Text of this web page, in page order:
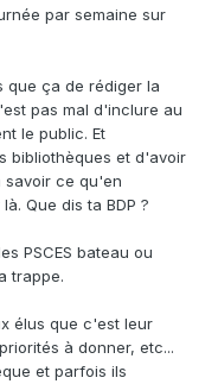
par semaine sur
que ça de rédiger la
pas mal d'inclure au
le public. Et
bibliothèques et d'avoir
savoir ce qu'en
Que dis ta BDP ?
PSCES bateau ou
trappe.
élus que c'est leur
à donner, etc...
et parfois ils